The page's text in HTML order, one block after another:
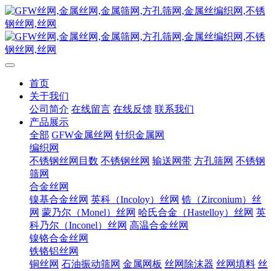
首页
关于我们
公司简介 在线留言 在线反馈 联系我们
产品展示
全部 GFW金属丝网 针织金属网
编织网
不锈钢丝网目数 不锈钢丝网 输送网带 方孔筛网 不锈钢
筛网
合金丝网
镍基合金丝网 英科（Incoloy）丝网 锆（Zirconium）丝
网 蒙乃尔（Monel）丝网 哈氏合金（Hastelloy）丝网 英
科乃尔（Inconel）丝网 高温合金丝网
镍铬合金丝网
铁铬铝丝网
铜丝网 石油振动筛网 金属网板 丝网除沫器 丝网填料 丝